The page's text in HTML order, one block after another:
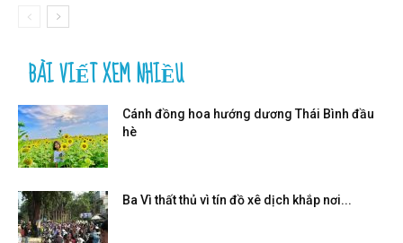
BÀI VIẾT XEM NHIỀU
Cánh đồng hoa hướng dương Thái Bình đầu
hè
Ba Vì thất thủ vì tín đồ xê dịch khắp nơi...